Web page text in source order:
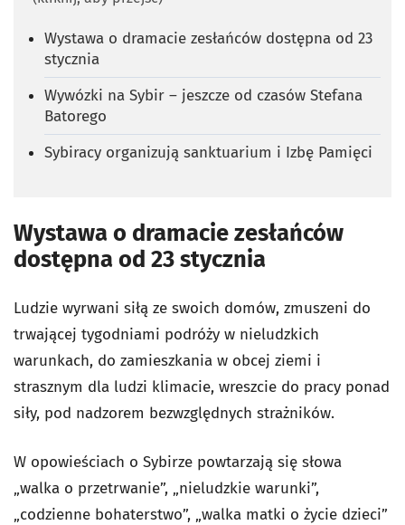
Wystawa o dramacie zesłańców dostępna od 23
stycznia
Wywózki na Sybir – jeszcze od czasów Stefana
Batorego
Sybiracy organizują sanktuarium i Izbę Pamięci
Wystawa o dramacie zesłańców
dostępna od 23 stycznia
Ludzie wyrwani siłą ze swoich domów, zmuszeni do
trwającej tygodniami podróży w nieludzkich
warunkach, do zamieszkania w obcej ziemi i
strasznym dla ludzi klimacie, wreszcie do pracy ponad
siły, pod nadzorem bezwzględnych strażników.
W opowieściach o Sybirze powtarzają się słowa
„walka o przetrwanie”, „nieludzkie warunki”,
„codzienne bohaterstwo”, „walka matki o życie dzieci”